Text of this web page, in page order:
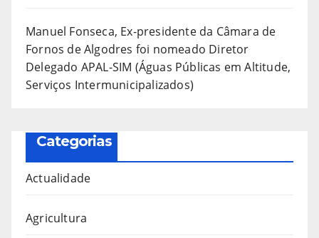
Manuel Fonseca, Ex-presidente da Câmara de
Fornos de Algodres foi nomeado Diretor
Delegado APAL-SIM (Águas Públicas em Altitude,
Serviços Intermunicipalizados)
Categorias
Actualidade
Agricultura